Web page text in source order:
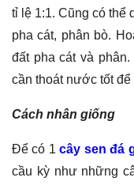
tỉ lệ 1:1. Cũng có thể
pha cát, phân bò.
đất pha cát và
cần thoát nước tốt để
Cách nhân giống
Để có 1cây sen đá
cầu kỳ như những